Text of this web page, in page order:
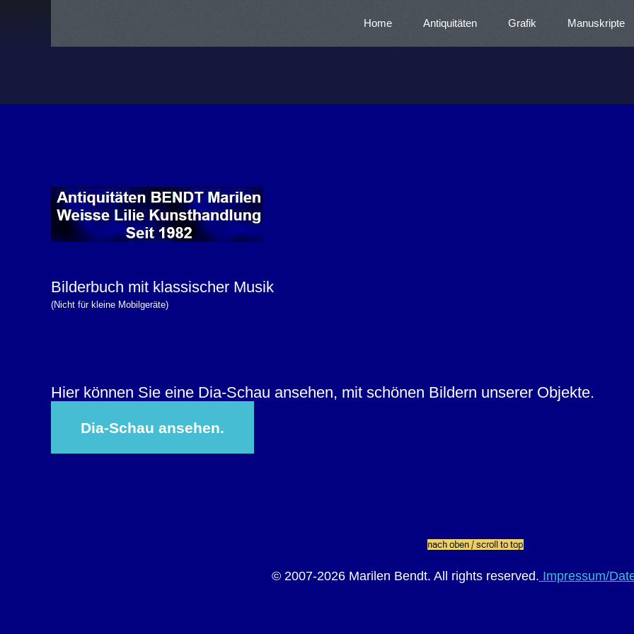
Home Antiquitäten Grafik Manuskripte
Bilderbuch mit klassischer Musik
(Nicht für kleine Mobilgeräte)
Hier können Sie eine Dia-Schau ansehen, mit schönen Bildern unserer Objekte.
Dia-Schau ansehen.
© 2007-2026 Marilen Bendt. All rights reserved. Impressum/